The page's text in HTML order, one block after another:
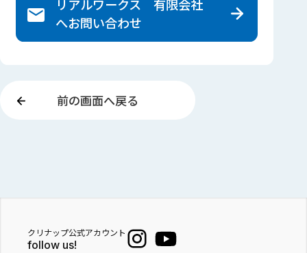
リアルワークス 有限会社
へお問い合わせ
前の画面へ戻る
クリナップ公式アカウント
follow us!